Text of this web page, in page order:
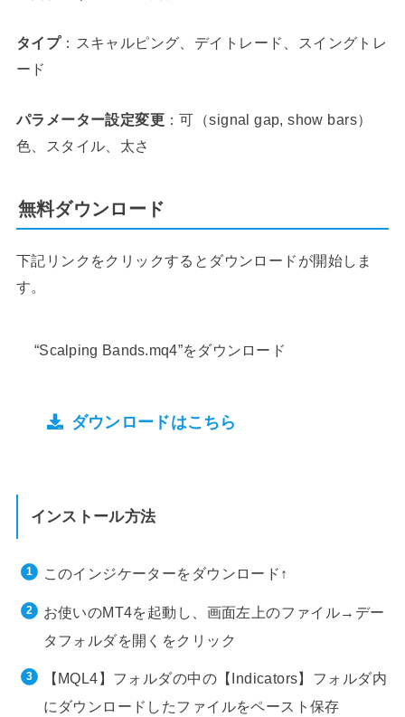
タイプ：スキャルピング、デイトレード、スイングトレ
ード
パラメーター設定変更 ：可（signal gap, show bars）
色、スタイル、太さ
無料ダウンロード
下記リンクをクリックするとダウンロードが開始しま
す。
“Scalping Bands.mq4”をダウンロード
ダウンロードはこちら
インストール方法
このインジケーターをダウンロード↑
お使いのMT4を起動し、画面左上のファイル→デー
タフォルダを開くをクリック
【MQL4】フォルダの中の【Indicators】フォルダ内
にダウンロードしたファイルをペースト保存